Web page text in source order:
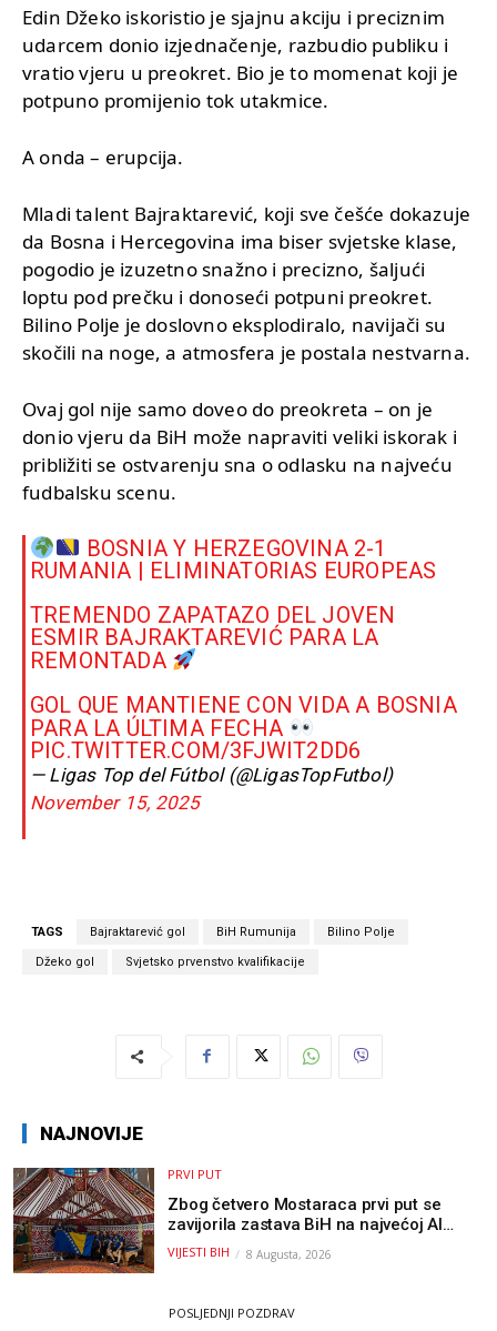
Edin Džeko iskoristio je sjajnu akciju i preciznim
udarcem donio izjednačenje, razbudio publiku i
vratio vjeru u preokret. Bio je to momenat koji je
potpuno promijenio tok utakmice.
A onda – erupcija.
Mladi talent Bajraktarević, koji sve češće dokazuje
da Bosna i Hercegovina ima biser svjetske klase,
pogodio je izuzetno snažno i precizno, šaljući
loptu pod prečku i donoseći potpuni preokret.
Bilino Polje je doslovno eksplodiralo, navijači su
skočili na noge, a atmosfera je postala nestvarna.
Ovaj gol nije samo doveo do preokreta – on je
donio vjeru da BiH može napraviti veliki iskorak i
približiti se ostvarenju sna o odlasku na najveću
fudbalsku scenu.
BOSNIA Y HERZEGOVINA 2-1
RUMANIA | ELIMINATORIAS EUROPEAS
TREMENDO ZAPATAZO DEL JOVEN
ESMIR BAJRAKTAREVIĆ PARA LA
REMONTADA
GOL QUE MANTIENE CON VIDA A BOSNIA
PARA LA ÚLTIMA FECHA
PIC.TWITTER.COM/3FJWIT2DD6
— Ligas Top del Fútbol (@LigasTopFutbol)
November 15, 2025
TAGS Bajraktarević gol BiH Rumunija Bilino Polje
Džeko gol Svjetsko prvenstvo kvalifikacije
NAJNOVIJE
PRVI PUT
Zbog četvero Mostaraca prvi put se
zavijorila zastava BiH na najvećoj AI
olimpijadi, a sada je njihov mentor
postao član komiteta Međunarodne
VIJESTI BIH 8 Augusta, 2026
POSLJEDNJI POZDRAV